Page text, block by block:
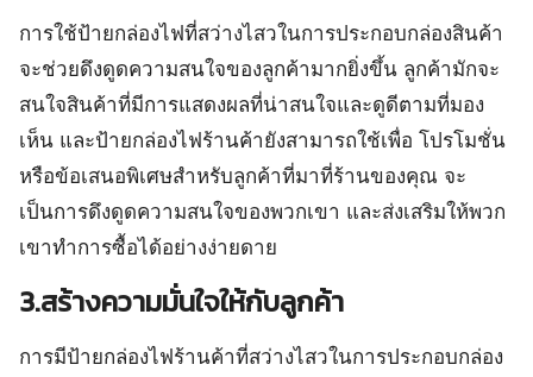
การใช้ป้ายกล่องไฟที่สว่างไสวในการประกอบกล่องสินค้า
จะช่วยดึงดูดความสนใจของลูกค้ามากยิ่งขึ้น ลูกค้ามักจะ
สนใจสินค้าที่มีการแสดงผลที่น่าสนใจและดูดีตามที่มอง
เห็น และป้ายกล่องไฟร้านค้ายังสามารถใช้เพื่อ โปรโมชั่น
หรือข้อเสนอพิเศษสำหรับลูกค้าที่มาที่ร้านของคุณ จะ
เป็นการดึงดูดความสนใจของพวกเขา และส่งเสริมให้พวก
เขาทำการซื้อได้อย่างง่ายดาย
3.สร้างความมั่นใจให้กับลูกค้า
การมีป้ายกล่องไฟร้านค้าที่สว่างไสวในการประกอบกล่อง